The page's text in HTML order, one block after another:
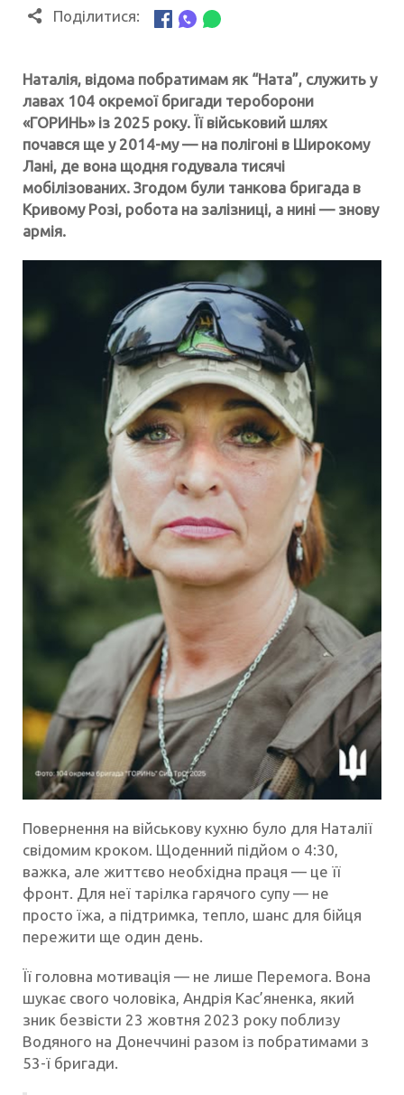
Поділитися:
Наталія, відома побратимам як “Ната”, служить у
лавах 104 окремої бригади тероборони
«ГОРИНЬ» із 2025 року. Її військовий шлях
почався ще у 2014-му — на полігоні в Широкому
Лані, де вона щодня годувала тисячі
мобілізованих. Згодом були танкова бригада в
Кривому Розі, робота на залізниці, а нині — знову
армія.
Повернення на військову кухню було для Наталії
свідомим кроком. Щоденний підйом о 4:30,
важка, але життєво необхідна праця — це її
фронт. Для неї тарілка гарячого супу — не
просто їжа, а підтримка, тепло, шанс для бійця
пережити ще один день.
Її головна мотивація — не лише Перемога. Вона
шукає свого чоловіка, Андрія Кас’яненка, який
зник безвісти 23 жовтня 2023 року поблизу
Водяного на Донеччині разом із побратимами з
53-ї бригади.